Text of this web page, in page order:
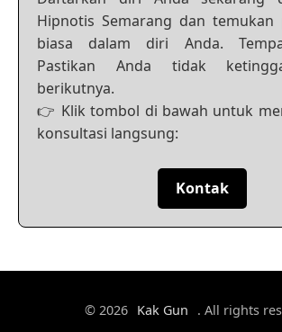
Hipnotis Semarang dan
biasa dalam diri Anda.
Pastikan Anda tidak
berikutnya.
👉 Klik tombol di bawah untuk
konsultasi langsung:
Kontak
© 2026 Kak Gun . All rights